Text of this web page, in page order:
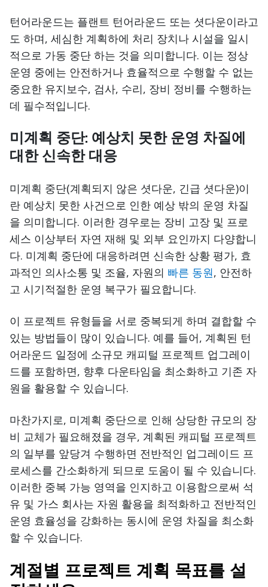
턴어라운드는 플랜트 턴어라운드 또는 셧다운이라고
도 하며, 세심한 계획하에 처리 장치나 시설을 일시
적으로 가동 중단 하는 것을 의미합니다. 이는 정상
운영 중에는 안전하거나 효율적으로 수행할 수 없는
중요한 유지보수, 검사, 수리, 장비 정비를 수행하는
데 필수적입니다.
미계획 중단: 예상치 못한 운영 차질에
대한 신속한 대응
미계획 중단(계획되지 않은 셧다운, 긴급 셧다운)이
란 예상치 못한 사건으로 인한 예상 밖의 운영 차질
을 의미합니다. 이러한 경우로는 장비 고장 및 프로
세스 이상부터 자연 재해 및 외부 요인까지 다양합니
다. 미계획 중단에 대응하려면 신속한 상황 평가, 효
과적인 의사소통 및 조율, 자원의 빠른 동원, 안전하
고 시기적절한 운영 복구가 필요합니다.
이 프로젝트 유형들을 서로 중복되게 하며 결합할 수
있는 방법들이 많이 있습니다. 예를 들어, 계획된 턴
어라운드 일정에 소규모 캐피털 프로젝트 업그레이
드를 포함하면, 향후 다운타임을 최소화하고 기존 자
원을 활용할 수 있습니다.
마찬가지로, 미계획 중단으로 인해 상당한 규모의 장
비 교체가 필요해졌을 경우, 계획된 캐피털 프로젝트
의 일부를 앞당겨 수행하면 전반적인 업그레이드 프
로세스를 간소화하게 되므로 도움이 될 수 있습니다.
이러한 중복 가능 영역을 인지하고 이용함으로써 석
유 및 가스 회사는 자원 활용을 최적화하고 전반적인
운영 효율성을 강화하는 동시에 운영 차질을 최소화
할 수 있습니다.
계절별 프로젝트 계획 목표를 설